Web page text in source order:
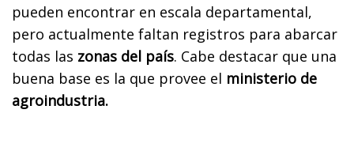
pueden encontrar en escala departamental,
pero actualmente faltan registros para abarcar
todas las zonas del país. Cabe destacar que una
buena base es la que provee el ministerio de
agroindustria.